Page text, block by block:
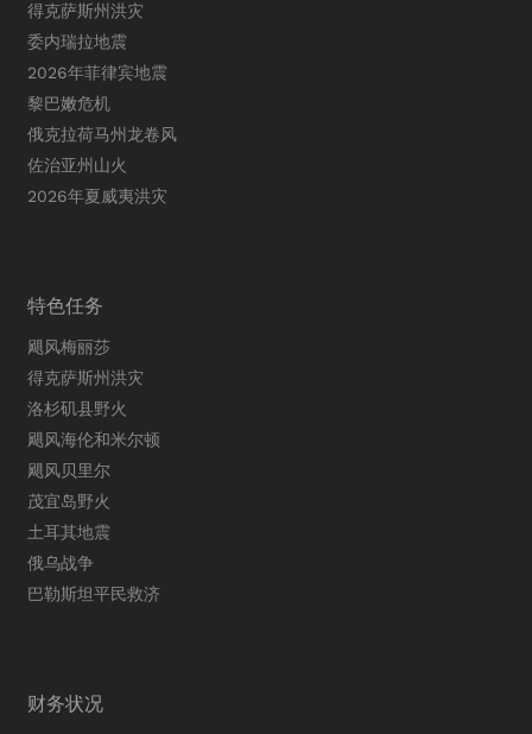
得克萨斯州洪灾
委内瑞拉地震
2026年菲律宾地震
黎巴嫩危机
俄克拉荷马州龙卷风
佐治亚州山火
2026年夏威夷洪灾
特色任务
飓风梅丽莎
得克萨斯州洪灾
洛杉矶县野火
飓风海伦和米尔顿
飓风贝里尔
茂宜岛野火
土耳其地震
俄乌战争
巴勒斯坦平民救济
财务状况